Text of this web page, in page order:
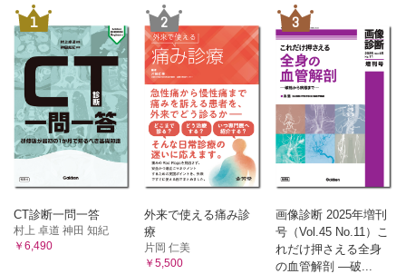
1
CT診断一問一答
村上 卓道 神田 知紀
￥6,490
2
外来で使える痛み診
療
片岡 仁美
￥5,500
3
画像診断 2025年増刊
号（Vol.45 No.11）こ
れだけ押さえる全身
の血管解剖 ―破...